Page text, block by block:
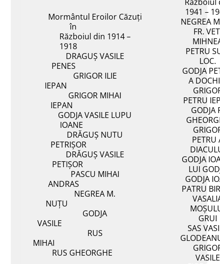
Mormântul Eroilor Căzuți
în
Războiul din 1914 –
1918
DRAGUȘ VASILE
PENES
GRIGOR ILIE
IEPAN
GRIGOR MIHAI
IEPAN
GODJA VASILE LUPU
IOANE
DRĂGUȘ NUTU
PETRIȘOR
DRĂGUȘ VASILE
PETIȘOR
PASCU MIHAI
ANDRAS
NEGREA M.
NUȚU
GODJA
VASILE
RUS
MIHAI
RUS GHEORGHE
1941 –
NEGREA
FR.
PETRU
LOC.
GODJA
A
PETRU
GODJA
PETRU
GODJA
LUI
GODJA
PATRU
GRUI
SAS
VASILE